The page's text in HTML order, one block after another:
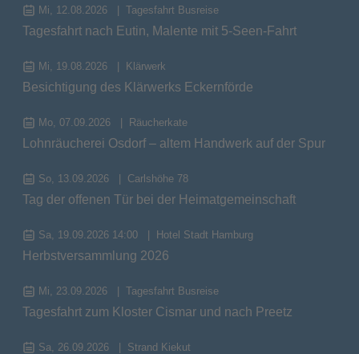
Mi, 12.08.2026 Tagesfahrt Busreise
Tagesfahrt nach Eutin, Malente mit 5-Seen-Fahrt
Mi, 19.08.2026 Klärwerk
Besichtigung des Klärwerks Eckernförde
Mo, 07.09.2026 Räucherkate
Lohnräucherei Osdorf – altem Handwerk auf der Spur
So, 13.09.2026 Carlshöhe 78
Tag der offenen Tür bei der Heimatgemeinschaft
Sa, 19.09.2026 14:00 Hotel Stadt Hamburg
Herbstversammlung 2026
Mi, 23.09.2026 Tagesfahrt Busreise
Tagesfahrt zum Kloster Cismar und nach Preetz
Sa, 26.09.2026 Strand Kiekut